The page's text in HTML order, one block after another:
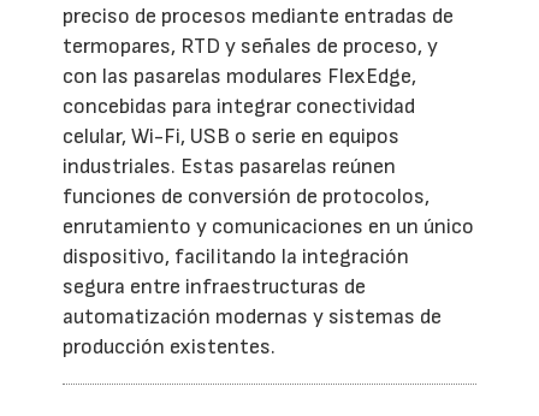
preciso de procesos mediante entradas de
termopares, RTD y señales de proceso, y
con las pasarelas modulares FlexEdge,
concebidas para integrar conectividad
celular, Wi-Fi, USB o serie en equipos
industriales. Estas pasarelas reúnen
funciones de conversión de protocolos,
enrutamiento y comunicaciones en un único
dispositivo, facilitando la integración
segura entre infraestructuras de
automatización modernas y sistemas de
producción existentes.